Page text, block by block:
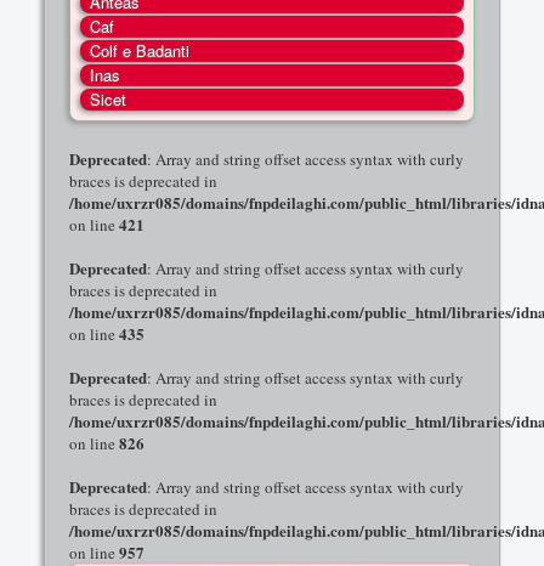
COSA FACCIAMO
ENTI
NOTIZIE
MAPPA DEL SITO
CONVENZIONI
FOTO
SOCIAL
Caf
Colf e Badanti
Inas
Sicet
Deprecated: Array and string offset access syntax with curly
braces is deprecated in
/home/uxrzr085/domains/fnpdeilaghi.com/public_html/libraries/
on line 421
Deprecated: Array and string offset access syntax with curly
braces is deprecated in
/home/uxrzr085/domains/fnpdeilaghi.com/public_html/libraries/
on line 435
Deprecated: Array and string offset access syntax with curly
braces is deprecated in
/home/uxrzr085/domains/fnpdeilaghi.com/public_html/libraries/
on line 826
Deprecated: Array and string offset access syntax with curly
braces is deprecated in
/home/uxrzr085/domains/fnpdeilaghi.com/public_html/libraries/
on line 957